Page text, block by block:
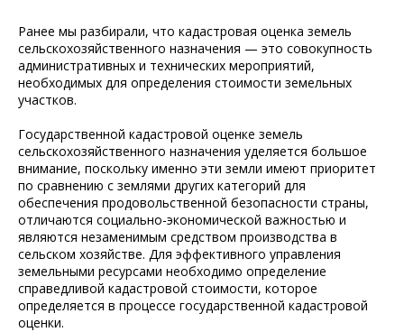
Ранее мы разбирали, что кадастровая оценка земель
сельскохозяйственного назначения — это совокупность
административных и технических мероприятий,
необходимых для определения стоимости земельных
участков.
Государственной кадастровой оценке земель
сельскохозяйственного назначения уделяется большое
внимание, поскольку именно эти земли имеют приоритет
по сравнению с землями других категорий для
обеспечения продовольственной безопасности страны,
отличаются социально-экономической важностью и
являются незаменимым средством производства в
сельском хозяйстве. Для эффективного управления
земельными ресурсами необходимо определение
справедливой кадастровой стоимости, которое
определяется в процессе государственной кадастровой
оценки.